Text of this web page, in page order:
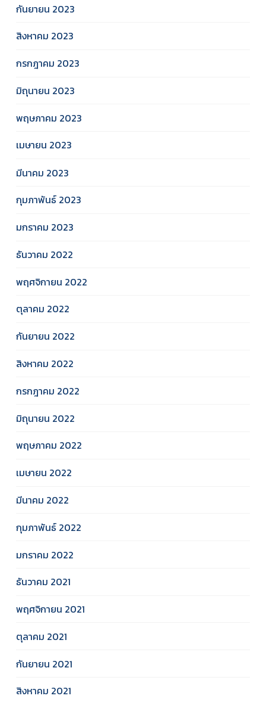
กันยายน 2023
สิงหาคม 2023
กรกฎาคม 2023
มิถุนายน 2023
พฤษภาคม 2023
เมษายน 2023
มีนาคม 2023
กุมภาพันธ์ 2023
มกราคม 2023
ธันวาคม 2022
พฤศจิกายน 2022
ตุลาคม 2022
กันยายน 2022
สิงหาคม 2022
กรกฎาคม 2022
มิถุนายน 2022
พฤษภาคม 2022
เมษายน 2022
มีนาคม 2022
กุมภาพันธ์ 2022
มกราคม 2022
ธันวาคม 2021
พฤศจิกายน 2021
ตุลาคม 2021
กันยายน 2021
สิงหาคม 2021